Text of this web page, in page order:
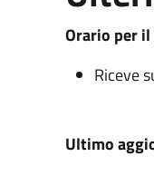
Orario per
Riceve
Ultimo